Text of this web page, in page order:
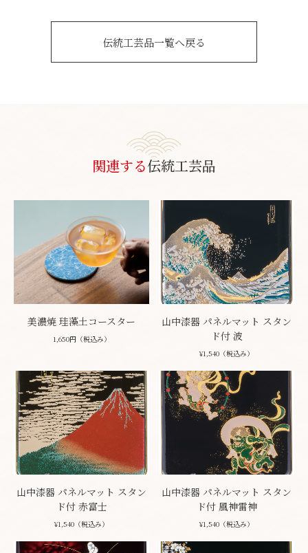
伝統工芸品一覧へ戻る
関連する伝統工芸品
美濃焼 珪藻土コースター
1,650円（税込み）
山中漆器 パネルマット スタン
ド付 波
¥1,540（税込み）
山中漆器 パネルマット スタン
ド付 赤富士
¥1,540（税込み）
山中漆器 パネルマット スタン
ド付 風神雷神
¥1,540（税込み）